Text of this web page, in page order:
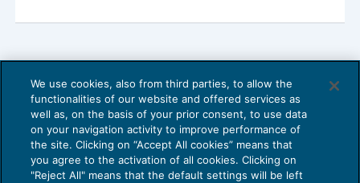
We use cookies, also from third parties, to allow the
functionalities of our website and offered services as
well as, on the basis of your prior consent, to use data
on your navigation activity to improve performance of
the site. Clicking on “Accept All cookies” means that
you agree to the activation of all cookies. Clicking on
"Reject All" means that the default settings will be left